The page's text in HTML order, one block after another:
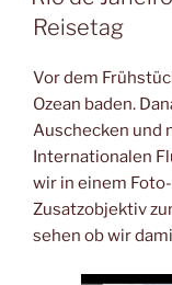
Reisetag
Vor dem
Ozean baden.
Auschecken und
Internationalen
wir in einem
Zusatzobjektiv
sehen ob wir